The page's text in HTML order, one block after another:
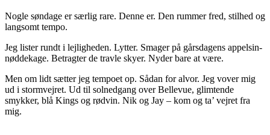
Nogle søndage er særlig rare. Denne er. Den rummer fred, stilhed og
langsomt tempo.
Jeg lister rundt i lejligheden. Lytter. Smager på gårsdagens appelsin-
nøddekage. Betragter de travle skyer. Nyder bare at være.
Men om lidt sætter jeg tempoet op. Sådan for alvor. Jeg vover mig
ud i stormvejret. Ud til solnedgang over Bellevue, glimtende
smykker, blå Kings og rødvin. Nik og Jay – kom og ta’ vejret fra
mig.